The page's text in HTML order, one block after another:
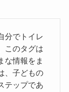
分でトイレ
このタグは
な情報をま
、子どもの
テップであ